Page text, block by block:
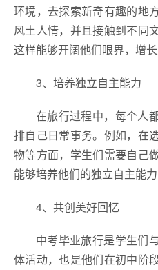
环境，去探索新奇有趣的地
风土人情，并且接触到不同
这样能够开阔他们眼界，增长
3、培养独立自主能力
在旅行过程中，每个人
排自己日常事务。例如，在
物等方面，学生们需要自己
能够培养他们的独立自主能
4、共创美好回忆
中考毕业旅行是学生们
体活动，也是他们在初中阶